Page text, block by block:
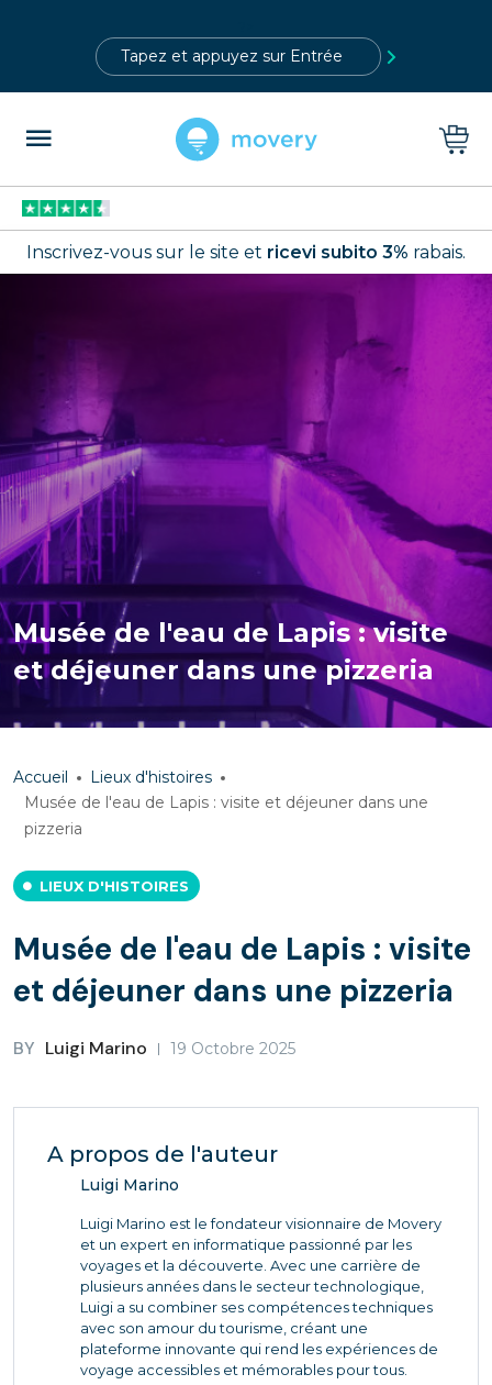
Inscrivez-vous sur le site et ricevi subito 3% rabais.
Musée de l'eau de Lapis : visite
et déjeuner dans une pizzeria
Accueil
Lieux d'histoires
Musée de l'eau de Lapis : visite et déjeuner dans une
pizzeria
LIEUX D'HISTOIRES
Musée de l'eau de Lapis : visite
et déjeuner dans une pizzeria
BY Luigi Marino 19 Octobre 2025
A propos de l'auteur
Luigi Marino
Luigi Marino est le fondateur visionnaire de Movery
et un expert en informatique passionné par les
voyages et la découverte. Avec une carrière de
plusieurs années dans le secteur technologique,
Luigi a su combiner ses compétences techniques
avec son amour du tourisme, créant une
plateforme innovante qui rend les expériences de
voyage accessibles et mémorables pour tous.